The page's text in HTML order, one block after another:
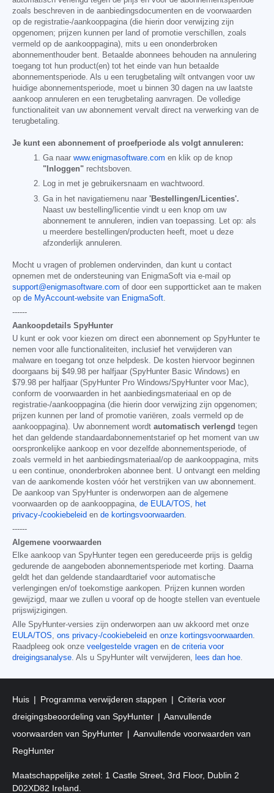
zoals beschreven in de aanbiedingsdocumenten en de voorwaarden
op de registratie-/aankooppagina (die hierin door verwijzing zijn
opgenomen; prijzen kunnen per land of promotie verschillen, zoals
vermeld op de aankooppagina), mits u een ononderbroken
abonnementhouder bent. Betaalde abonnees behouden na annulering
toegang tot hun product(en) tot het einde van hun betaalde
abonnementsperiode. Als u een terugbetaling wilt ontvangen voor uw
huidige abonnementsperiode, moet u binnen 30 dagen na uw laatste
aankoop annuleren en een terugbetaling aanvragen. De volledige
functionaliteit van uw abonnement vervalt direct na verwerking van de
terugbetaling.
Je kunt een abonnement of proefperiode als volgt annuleren:
Ga naar www.enigmasoftware.com en klik op de knop
"Inloggen" rechtsboven.
Log in met je gebruikersnaam en wachtwoord.
Ga in het navigatiemenu naar 'Bestellingen/Licenties'.
Naast uw bestelling/licentie vindt u een knop om uw
abonnement te annuleren, indien van toepassing. Let op: als
u meerdere bestellingen/producten heeft, moet u deze
afzonderlijk annuleren.
Mocht u vragen of problemen ondervinden, dan kunt u contact
opnemen met de ondersteuning van EnigmaSoft via e-mail op
support@enigmasoftware.com of door een supportticket aan te maken
op de MyAccount-website van EnigmaSoft
------
Aankoopdetails SpyHunter
U kunt er ook voor kiezen om direct een abonnement op SpyHunter te
nemen voor alle functionaliteiten, inclusief het verwijderen van
malware en toegang tot onze helpdesk. De kosten hiervoor beginnen
doorgaans bij $49.98 per halfjaar (SpyHunter Basic Windows) en
$79.98 per halfjaar (SpyHunter Pro Windows/SpyHunter voor Mac),
conform de voorwaarden in het aanbiedingsmateriaal en op de
registratie-/aankooppagina (die hierin door verwijzing zijn opgenomen;
prijzen kunnen per land of promotie variëren, zoals vermeld op de
aankooppagina). Uw abonnement wordt automatisch verlengd tegen
het dan geldende standaardabonnementstarief op het moment van uw
oorspronkelijke aankoop en voor dezelfde abonnementsperiode, of
zoals vermeld in het aanbiedingsmateriaal/op de aankooppagina, mits
u een continue, ononderbroken abonnee bent. U ontvangt een melding
van de aankomende kosten vóór het verstrijken van uw abonnement.
De aankoop van SpyHunter is onderworpen aan de algemene
voorwaarden op de aankooppagina, de EULA/TOS
het
privacy-/cookiebeleid en de kortingsvoorwaarden
------
Algemene voorwaarden
Elke aankoop van SpyHunter tegen een gereduceerde prijs is geldig
gedurende de aangeboden abonnementsperiode met korting. Daarna
geldt het dan geldende standaardtarief voor automatische
verlengingen en/of toekomstige aankopen. Prijzen kunnen worden
gewijzigd, maar we zullen u vooraf op de hoogte stellen van eventuele
prijswijzigingen.
Alle SpyHunter-versies zijn onderworpen aan uw akkoord met onze
EULA/TOS
ons privacy-/cookiebeleid en onze kortingsvoorwaarden
Raadpleeg ook onze veelgestelde vragen en de criteria voor
dreigingsanalyse . Als u SpyHunter wilt verwijderen, lees dan hoe
Huis Programma verwijderen stappen
Criteria voor
dreigingsbeoordeling van SpyHunter
Aanvullende
voorwaarden van SpyHunter
Aanvullende voorwaarden van
RegHunter
Maatschappelijke zetel: 1 Castle Street, 3rd Floor, Dublin 2
D02XD82 Ireland.